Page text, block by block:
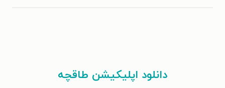
دانلود اپلیکیشن طاقچه